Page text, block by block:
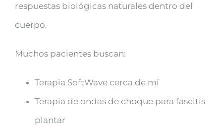
respuestas biológicas naturales dentro del
cuerpo.
Muchos pacientes buscan:
Terapia SoftWave cerca de mí
Terapia de ondas de choque para fascitis
plantar